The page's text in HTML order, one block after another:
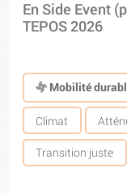
En Side Event
TEPOS 2026
Mobilité
Climat
Transition juste